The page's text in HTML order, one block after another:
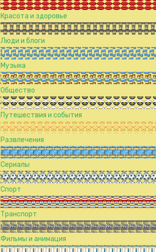
Красота и здоровье
Люди и блоги
Музыка
Общество
Путешествия и события
Развлечения
Сериалы
Спорт
Транспорт
Фильмы и анимация